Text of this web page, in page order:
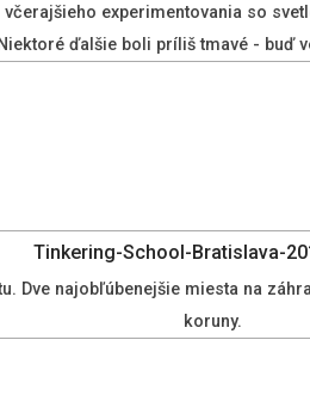
experimentovania so
ďalšie boli príliš tmavé - buď
Dve najobľúbenejšie miesta na
koruny.